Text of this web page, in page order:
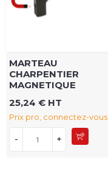
MARTEAU
CHARPENTIER
MAGNETIQUE
25,24 € HT
Prix pro, connectez-vous
- +